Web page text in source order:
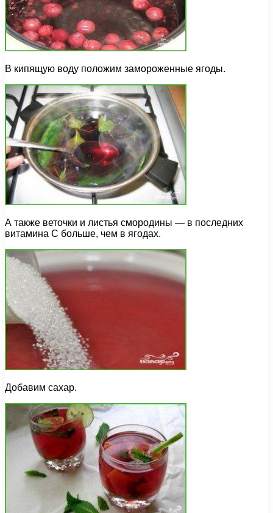
В кипящую воду положим замороженные ягоды.
А также веточки и листья смородины — в последних
витамина С больше, чем в ягодах.
Добавим сахар.